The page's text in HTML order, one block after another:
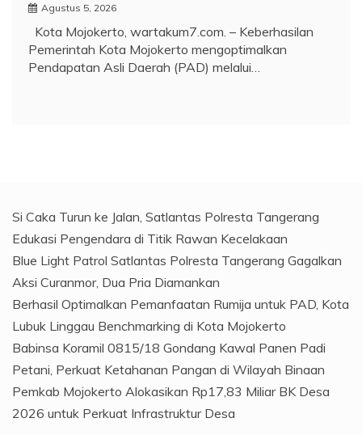
Agustus 5, 2026
Kota Mojokerto, wartakum7.com. – Keberhasilan
Pemerintah Kota Mojokerto mengoptimalkan
Pendapatan Asli Daerah (PAD) melalui…
Si Caka Turun ke Jalan, Satlantas Polresta Tangerang
Edukasi Pengendara di Titik Rawan Kecelakaan
Blue Light Patrol Satlantas Polresta Tangerang Gagalkan
Aksi Curanmor, Dua Pria Diamankan
Berhasil Optimalkan Pemanfaatan Rumija untuk PAD, Kota
Lubuk Linggau Benchmarking di Kota Mojokerto
Babinsa Koramil 0815/18 Gondang Kawal Panen Padi
Petani, Perkuat Ketahanan Pangan di Wilayah Binaan
Pemkab Mojokerto Alokasikan Rp17,83 Miliar BK Desa
2026 untuk Perkuat Infrastruktur Desa